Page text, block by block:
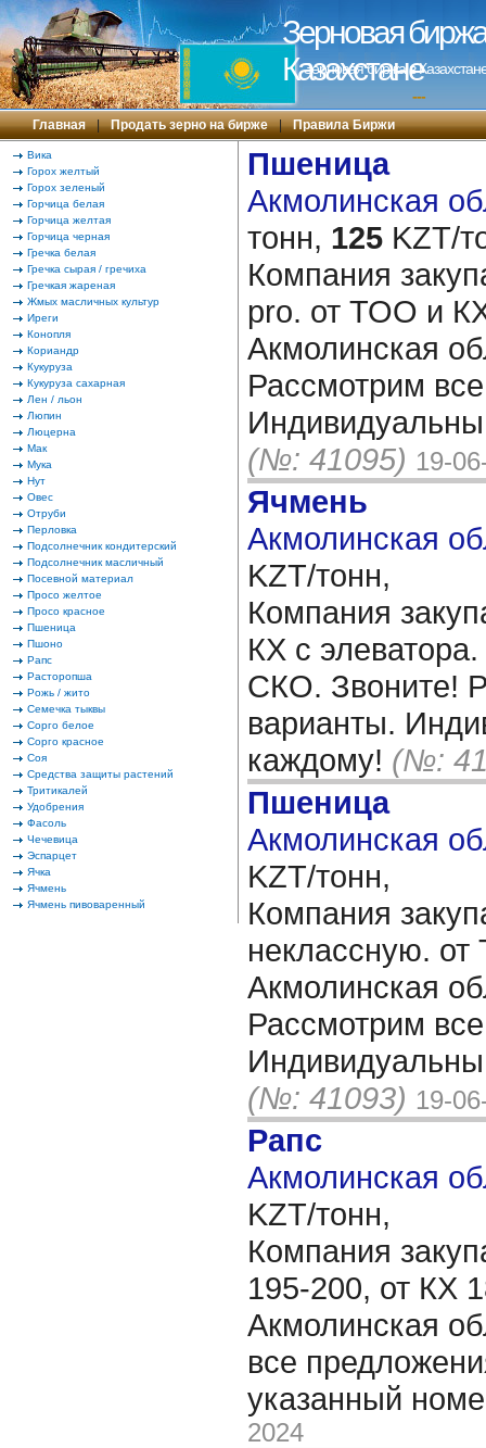
Зерновая
Казахстане
Зерновая биржа в
---
Главная | Продать зерно на бирже | Правила Биржи
Вика
Горох желтый
Горох зеленый
Горчица белая
Горчица желтая
Горчица черная
Гречка белая
Гречка сырая / гречиха
Гречкая жареная
Жмых масличных культур
Иреги
Конопля
Кориандр
Кукуруза
Кукуруза сахарная
Лен / льон
Люпин
Люцерна
Мак
Мука
Нут
Овес
Отруби
Перловка
Подсолнечник кондитерский
Подсолнечник масличный
Посевной материал
Просо желтое
Просо красное
Пшеница
Пшоно
Рапс
Расторопша
Рожь / жито
Семечка тыквы
Сорго белое
Сорго красное
Соя
Средства защиты растений
Тритикалей
Удобрения
Фасоль
Чечевица
Эспарцет
Ячка
Ячмень
Ячмень пивоваренный
Пшеница
Акмолинская
тонн, 125 KZT/
Компания
pro. от ТОО и
Акмолинская
Рассмотрим
(№: 41095) 19-
Ячмень
Акмолинская
KZT/тонн,
Компания
КХ с
СКО. Звоните!
варианты.
каждому! (№:
Пшеница
Акмолинская
KZT/тонн,
Компания
неклассную.
Акмолинская
Рассмотрим
(№: 41093) 19-
Рапс
Акмолинская
KZT/тонн,
Компания
195-200, от КХ
Акмолинская
все
указанный
2024